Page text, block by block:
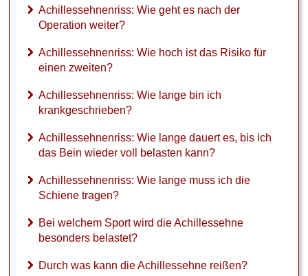
Achillessehnenriss: Wie geht es nach der
Operation weiter?
Achillessehnenriss: Wie hoch ist das Risiko für
einen zweiten?
Achillessehnenriss: Wie lange bin ich
krankgeschrieben?
Achillessehnenriss: Wie lange dauert es, bis ich
das Bein wieder voll belasten kann?
Achillessehnenriss: Wie lange muss ich die
Schiene tragen?
Bei welchem Sport wird die Achillessehne
besonders belastet?
Durch was kann die Achillessehne reißen?